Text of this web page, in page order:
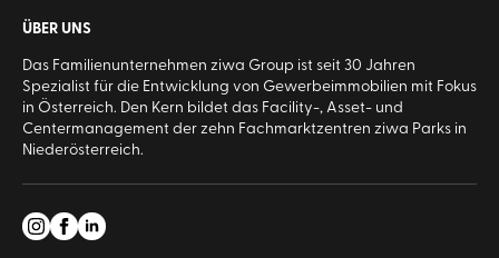
ÜBER UNS
Das Familienunternehmen ziwa Group ist seit 30 Jahren
Spezialist für die Entwicklung von Gewerbeimmobilien mit Fokus
in Österreich. Den Kern bildet das Facility-, Asset- und
Centermanagement der zehn Fachmarktzentren ziwa Parks in
Niederösterreich.